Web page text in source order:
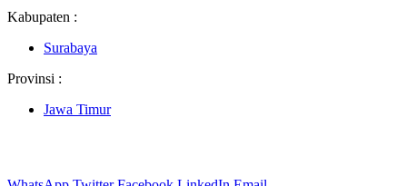
Kabupaten :
Surabaya
Provinsi :
Jawa Timur